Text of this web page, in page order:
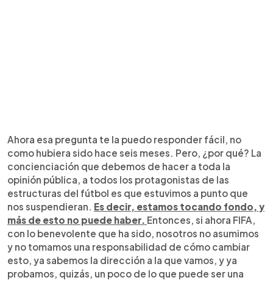
Ahora esa pregunta te la puedo responder fácil, no
como hubiera sido hace seis meses. Pero, ¿por qué? La
concienciación que debemos de hacer a toda la
opinión pública, a todos los protagonistas de las
estructuras del fútbol es que estuvimos a punto que
nos suspendieran. Es decir, estamos tocando fondo, y
más de esto no puede haber. Entonces, si ahora FIFA,
con lo benevolente que ha sido, nosotros no asumimos
y no tomamos una responsabilidad de cómo cambiar
esto, ya sabemos la dirección a la que vamos, y ya
probamos, quizás, un poco de lo que puede ser una